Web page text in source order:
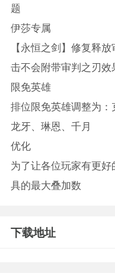
题
伊莎专属
【永恒之剑】修复释
击不会附带审判之刃效
限免英雄
排位限免英雄调整为：
龙牙、琳恩、千月
优化
为了让各位玩家有更
具的最大叠加数
下载地址